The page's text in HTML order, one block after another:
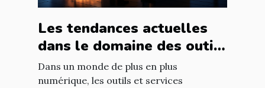
Les tendances actuelles
dans le domaine des outils
et services numériques
Dans un monde de plus en plus
numérique, les outils et services